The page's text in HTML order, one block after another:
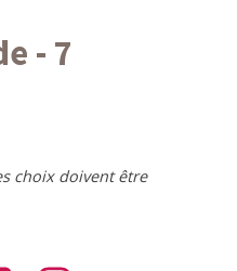
- 7
choix doivent être